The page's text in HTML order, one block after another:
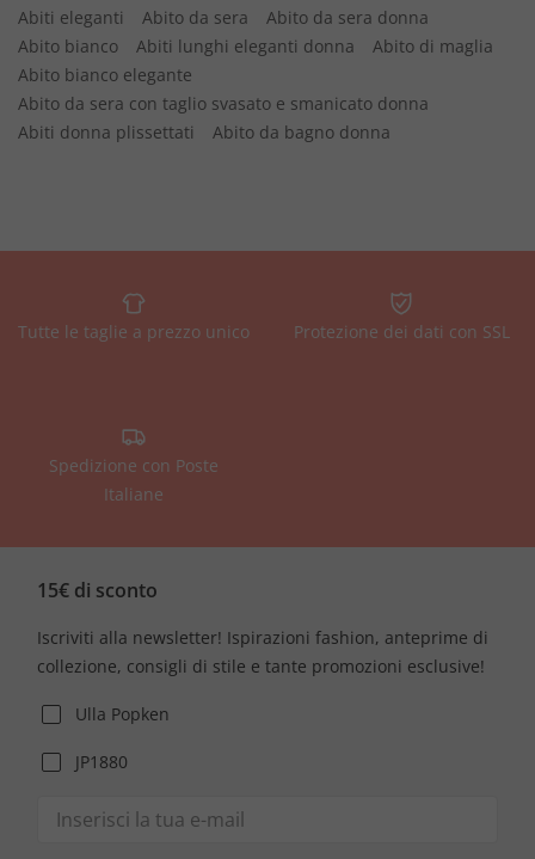
Abiti eleganti Abito da sera
Abito da sera donna
Abito bianco
Abiti lunghi eleganti donna
Abito di maglia
Abito bianco elegante
Abito da sera con taglio svasato e smanicato donna
Abiti donna plissettati
Abito da bagno donna
Tutte le taglie a prezzo unico Protezione dei dati con SSL
Spedizione con Poste
Italiane
15€ di sconto
Iscriviti alla newsletter! Ispirazioni fashion, anteprime di
collezione, consigli di stile e tante promozioni esclusive!
Ulla Popken
JP1880